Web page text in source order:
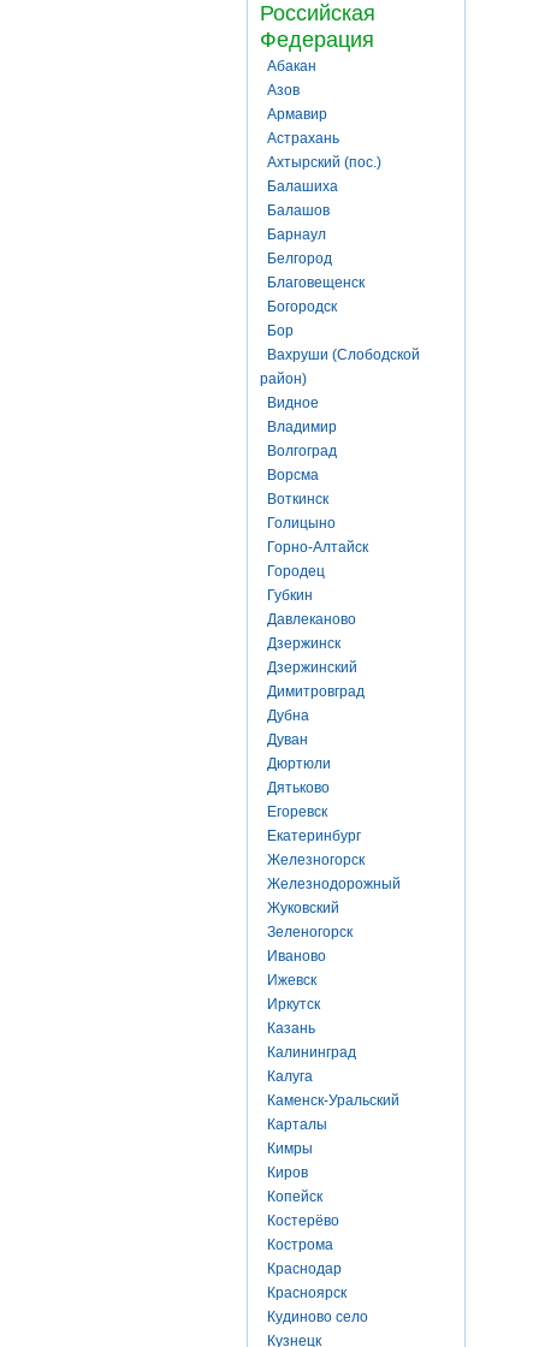
Российская
Федерация
Абакан
Азов
Армавир
Астрахань
Ахтырский (пос.)
Балашиха
Балашов
Барнаул
Белгород
Благовещенск
Богородск
Бор
Вахруши (Слободской
район)
Видное
Владимир
Волгоград
Ворсма
Воткинск
Голицыно
Горно-Алтайск
Городец
Губкин
Давлеканово
Дзержинск
Дзержинский
Димитровград
Дубна
Дуван
Дюртюли
Дятьково
Егоревск
Екатеринбург
Железногорск
Железнодорожный
Жуковский
Зеленогорск
Иваново
Ижевск
Иркутск
Казань
Калининград
Калуга
Каменск-Уральский
Карталы
Кимры
Киров
Копейск
Костерёво
Кострома
Краснодар
Красноярск
Кудиново село
Кузнецк